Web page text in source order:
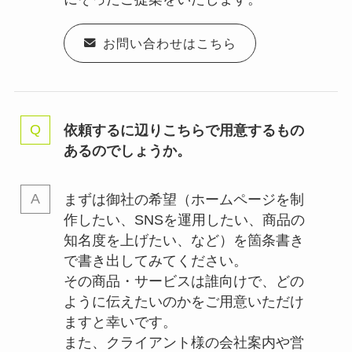
お問い合わせはこちら
依頼するに辺りこちらで用意するもの
あるのでしょうか。
まずは御社の希望（ホームページを制
作したい、SNSを運用したい、商品の
知名度を上げたい、など）を箇条書き
で書き出してみてください。
その商品・サービスは誰向けで、どの
ように伝えたいのかをご用意いただけ
ますと幸いです。
また、クライアント様の会社案内や営